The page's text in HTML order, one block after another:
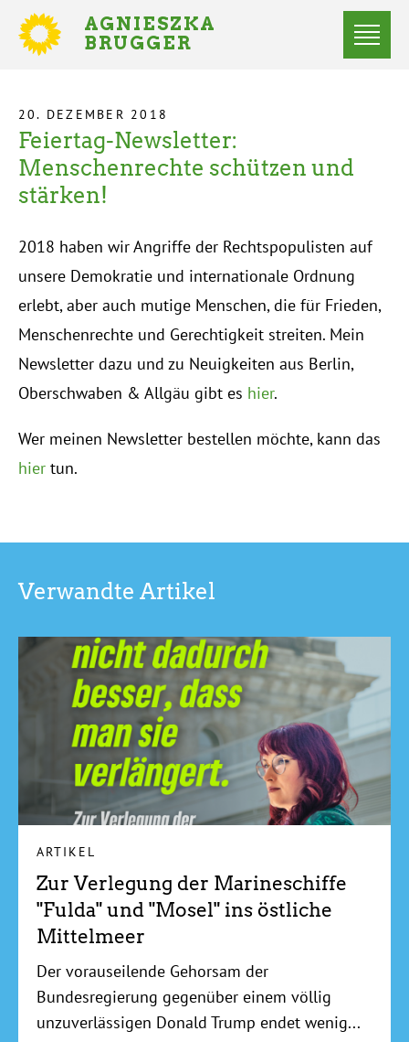
Direkt
zum
Inhalt
AGNIESZKA
BRUGGER
Pfadnavigation
Startseite
20. DEZEMBER 2018
Feiertag-Newsletter:
Menschenrechte schützen und
stärken!
2018 haben wir Angriffe der Rechtspopulisten auf
unsere Demokratie und internationale Ordnung
erlebt, aber auch mutige Menschen, die für Frieden,
Menschenrechte und Gerechtigkeit streiten. Mein
Newsletter dazu und zu Neuigkeiten aus Berlin,
Oberschwaben & Allgäu gibt es hier.
Wer meinen Newsletter bestellen möchte, kann das
hier tun.
Verwandte Artikel
ARTIKEL
Zur Verlegung der Marineschiffe
"Fulda" und "Mosel" ins östliche
Mittelmeer
Der vorauseilende Gehorsam der
Bundesregierung gegenüber einem völlig
unzuverlässigen Donald Trump endet wenig...